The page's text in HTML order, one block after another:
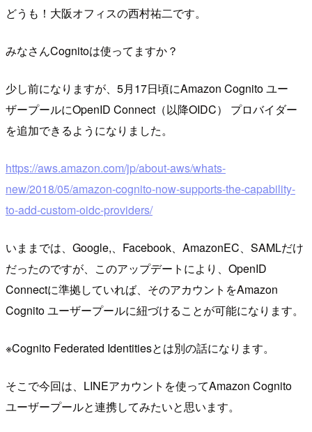
どうも！大阪オフィスの西村祐二です。
みなさんCognitoは使ってますか？
少し前になりますが、5月17日頃にAmazon Cognito ユー
ザープールにOpenID Connect（以降OIDC） プロバイダー
を追加できるようになりました。
https://aws.amazon.com/jp/about-aws/whats-
new/2018/05/amazon-cognito-now-supports-the-capability-
to-add-custom-oidc-providers/
いままでは、Google,、Facebook、AmazonEC、SAMLだけ
だったのですが、このアップデートにより、OpenID
Connectに準拠していれば、そのアカウントをAmazon
Cognito ユーザープールに紐づけることが可能になります。
※Cognito Federated Identitiesとは別の話になります。
そこで今回は、LINEアカウントを使ってAmazon Cognito
ユーザープールと連携してみたいと思います。